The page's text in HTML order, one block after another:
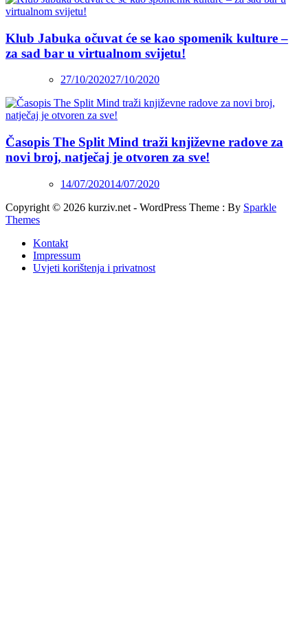
Klub Jabuka očuvat će se kao spomenik kulture –
za sad bar u virtualnom svijetu!
27/10/202027/10/2020
Časopis The Split Mind traži književne radove za
novi broj, natječaj je otvoren za sve!
14/07/202014/07/2020
Copyright © 2026 kurziv.net - WordPress Theme : By Sparkle
Themes
Kontakt
Impressum
Uvjeti korištenja i privatnost